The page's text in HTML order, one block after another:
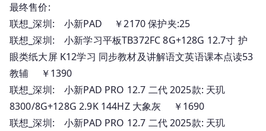
联
想
笔
本
_
深
圳
最终售价:
联想_深圳: 小新PAD ￥2170 保护夹:25
联想_深圳: 小新学习平板TB372FC 8G+128G 12.7寸 护
眼类纸大屏 K12学习 同步教材及讲解语文英语课本点读53
教辅 ￥1390
联想_深圳: 小新PAD PRO 12.7 二代 2025款: 天玑
8300/8G+128G 2.9K 144HZ 大象灰 ￥1690
联想_深圳: 小新PAD PRO 12.7 二代 2025款: 天玑